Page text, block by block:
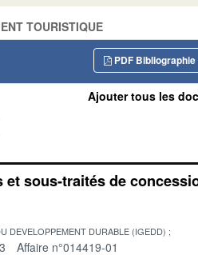
TOURISTIQUE
PDF Bibliographie
Ajouter tous les
sous-traités de
DEVELOPPEMENT DURABLE (IGEDD)
Affaire n°014419-01